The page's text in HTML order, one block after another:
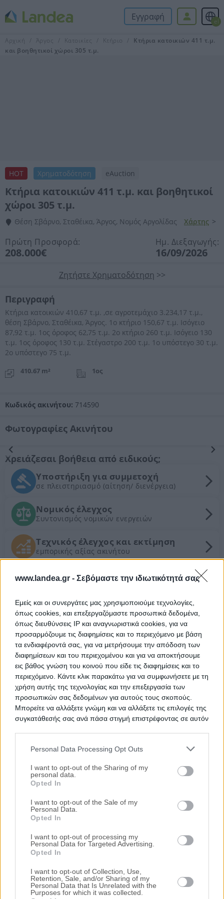
www.landea.gr - Σεβόμαστε την ιδιωτικότητά σας
Εμείς και οι συνεργάτες μας χρησιμοποιούμε τεχνολογίες,
όπως cookies, και επεξεργαζόμαστε προσωπικά δεδομένα,
όπως διευθύνσεις IP και αναγνωριστικά cookies, για να
προσαρμόζουμε τις διαφημίσεις και το περιεχόμενο με βάση
τα ενδιαφέροντά σας, για να μετρήσουμε την απόδοση των
διαφημίσεων και του περιεχομένου και για να αποκτήσουμε
εις βάθος γνώση του κοινού που είδε τις διαφημίσεις και το
περιεχόμενο. Κάντε κλικ παρακάτω για να συμφωνήσετε με τη
χρήση αυτής της τεχνολογίας και την επεξεργασία των
προσωπικών σας δεδομένων για αυτούς τους σκοπούς.
Μπορείτε να αλλάξετε γνώμη και να αλλάξετε τις επιλογές της
συγκατάθεσής σας ανά πάσα στιγμή επιστρέφοντας σε αυτόν
services and may gather and store information including but
not limited to your visit or usage behaviour. You may click to
grant or deny consent to Google and its third-party tags to
use your data for below specified purposes in below Google
consent section.
Personal Data Processing Opt Outs
I want to opt-out of the Sharing of my
personal data.
Opted In
I want to opt-out of the Sale of my
Personal Data.
Opted In
I want to opt-out of processing my
Personal Data for Targeted Advertising.
Opted In
I want to opt-out of Collection, Use,
Retention, Sale, and/or Sharing of my
Personal Data that Is Unrelated with the
Purposes for which it was collected.
Εγγραφή el
Αρχική Άργος Κατοικίες Κτήριο
Κτήρια κατοικιών 411 τ.μ.
και βοηθητικοί χώροι 305 τ.μ.
HOT Χρηματοδότηση eAuction
Κτήρια κατοικιών 411 τ.μ. και βοηθητικοί
χώροι 305 τ.μ.
Θέση Σβάρνο, Σταθέικα, Άργος, Νομός Αργολίδας Χάρτης >
Πρώτη Προσφορά:
208.000€
Ημ. Διεξαγωγής:
16/09/2026
Ζητήστε Χρηματοδότηση >>
Περιγραφή
Κτήρια κατοικιών 410,67 τ.μ. ,σε αγροτεμάχιο 3.234,17 τ.μ.,
θέση Σβάρνο, Σταθέικα, Άργος. 1ο κτήριο 150,67 τ.μ. Ισόγειο
87,92 τ.μ. 1ος όροφος 62,75 τ.μ. 2ο κτήριο 260 τ.μ. Ισόγειο 130
τ.μ. 1ος όροφος 130 τ.μ. Στέγαστρο 200 τ.μ. 1ο υπόστεγο 30 τ.μ.
2ο υπόστεγο 75 τ.μ.
410.67 m² 1ος
Κωδικός ακινήτου: 714590
Φωτογραφίες Ακινήτου
Προηγούμενη
Επόμενη
Χρειάζεσαι βοήθεια από ειδικούς;
Υποστήριξη για συμμετοχή
σε πλειστηριασμό (αίτηση/ διενέργεια)
Νομικός έλεγχος
Συντονισμός νομικών ενεργειών
Τεχνικός έλεγχος και εκτίμηση
εμπορικής αξίας ακινήτου
Θέλεις Τραπεζική Χρηματοδότηση;
Ζητήστε χρηματοδότηση για την απόκτηση του
συγκεκριμένου ακινήτου
Προτεινόμενα Ακίνητα
Μονοκατοικία 308 τ.μ.
Θέση Χαμούτσα, Λευκάκια, Ναύπλιο,
Νομός Αργολίδας
Πρώτη Προσφορά:175.200€
Διαμέρισμα 95 τ.μ.
Λεωφόρος Ασκληπιού 152, Ναύπλιο, Νομός
Αργολίδας
Πρώτη Προσφορά:
142.000€
Διαμέρισμα 146 τ.μ.
Νομός Αργολίδας
Τιμές πώλησης/ενοικίασης κατοικιών στην
τοπική αγορά
Τα πάντα για τους πλειστηριασμούς